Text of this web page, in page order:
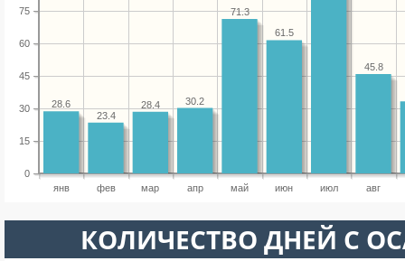
янв фев мар апр май июн июл авг
0
15
30
45
60
75
45.8
61.5
71.3
30.2
28.4
23.4
28.6
КОЛИЧЕСТВО ДНЕЙ С